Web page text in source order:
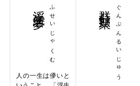
ふせいじゃくむ
人の一生は儚いと
ぐんぶんるいじゅう